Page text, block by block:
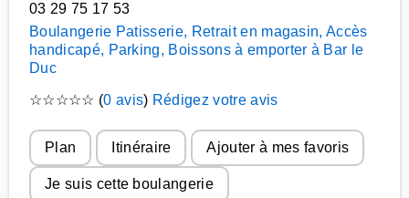
03 29 75 17 53
Boulangerie Patisserie, Retrait en magasin, Accès
handicapé, Parking, Boissons à emporter à Bar le
Duc
☆☆☆☆☆ (0 avis) Rédigez votre avis
Plan Itinéraire Ajouter à mes favoris
Je suis cette boulangerie